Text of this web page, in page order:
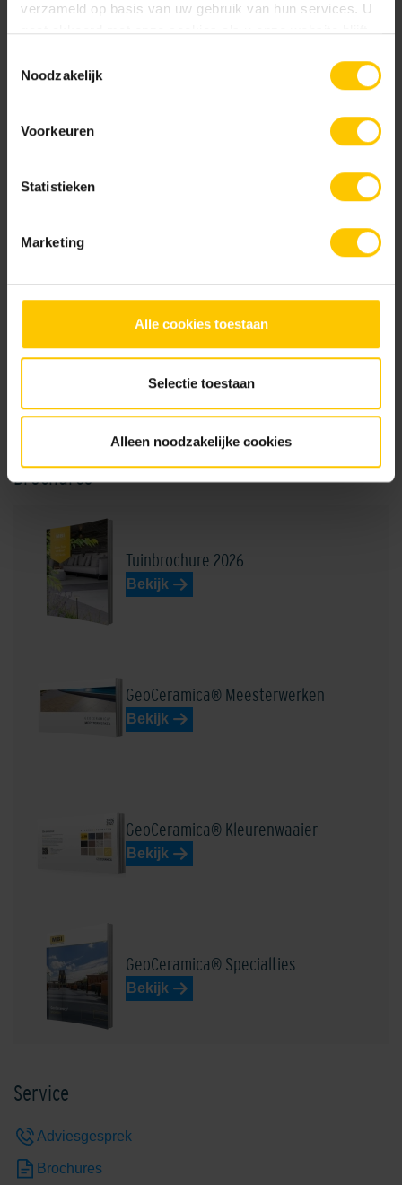
verzameld op basis van uw gebruik van hun services. U
gaat akkoord met onze cookies als u onze website blijft
Noodzakelijk
Voorkeuren
Statistieken
Marketing
Alle cookies toestaan
Selectie toestaan
Alleen noodzakelijke cookies
Tabacco Topo
Documentatie
Brochures
Tuinbrochure 2026
Bekijk
GeoCeramica® Meesterwerken
Bekijk
GeoCeramica® Kleurenwaaier
Bekijk
GeoCeramica® Specialties
Bekijk
Service
Adviesgesprek
Brochures